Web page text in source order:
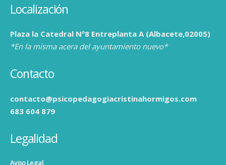
Localización
Plaza la Catedral Nº8 Entreplanta A (Albacete,02005)
*En la misma acera del ayuntamiento nuevo*
Contacto
contacto@psicopedagogiacristinahormigos.com
683 604 879
Legalidad
Aviso Legal